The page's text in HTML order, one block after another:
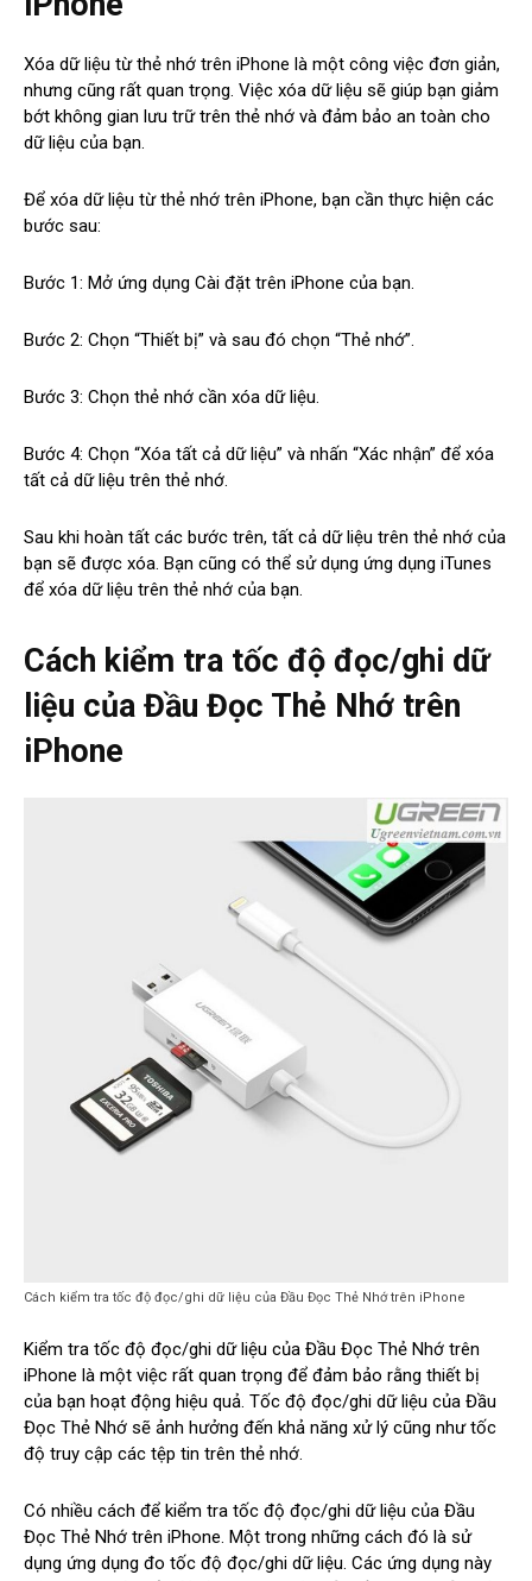
Xóa dữ liệu từ thẻ nhớ trên iPhone là một công việc đơn giản,
nhưng cũng rất quan trọng. Việc xóa dữ liệu sẽ giúp bạn giảm
bớt không gian lưu trữ trên thẻ nhớ và đảm bảo an toàn cho
dữ liệu của bạn.
Để xóa dữ liệu từ thẻ nhớ trên iPhone, bạn cần thực hiện các
bước sau:
Bước 1: Mở ứng dụng Cài đặt trên iPhone của bạn.
Bước 2: Chọn “Thiết bị” và sau đó chọn “Thẻ nhớ”.
Bước 3: Chọn thẻ nhớ cần xóa dữ liệu.
Bước 4: Chọn “Xóa tất cả dữ liệu” và nhấn “Xác nhận” để xóa
tất cả dữ liệu trên thẻ nhớ.
Sau khi hoàn tất các bước trên, tất cả dữ liệu trên thẻ nhớ của
bạn sẽ được xóa. Bạn cũng có thể sử dụng ứng dụng iTunes
để xóa dữ liệu trên thẻ nhớ của bạn.
Cách kiểm tra tốc độ đọc/ghi dữ
liệu của Đầu Đọc Thẻ Nhớ trên
iPhone
Cách kiểm tra tốc độ đọc/ghi dữ liệu của Đầu Đọc Thẻ Nhớ trên iPhone
Kiểm tra tốc độ đọc/ghi dữ liệu của Đầu Đọc Thẻ Nhớ trên
iPhone là một việc rất quan trọng để đảm bảo rằng thiết bị
của bạn hoạt động hiệu quả. Tốc độ đọc/ghi dữ liệu của Đầu
Đọc Thẻ Nhớ sẽ ảnh hưởng đến khả năng xử lý cũng như tốc
độ truy cập các tệp tin trên thẻ nhớ.
Có nhiều cách để kiểm tra tốc độ đọc/ghi dữ liệu của Đầu
Đọc Thẻ Nhớ trên iPhone. Một trong những cách đó là sử
dụng ứng dụng đo tốc độ đọc/ghi dữ liệu. Các ứng dụng này